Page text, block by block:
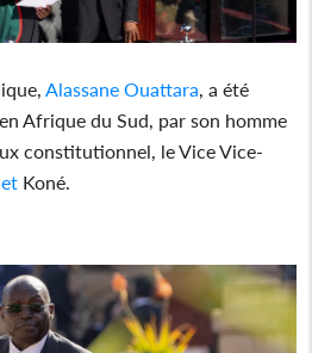
Alassane Ouattara, a été
Afrique du Sud, par son homme
constitutionnel, le Vice Vice-
Koné.